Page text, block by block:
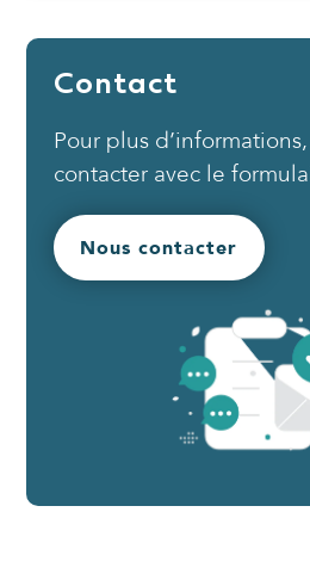
Contact
Pour plus
contacter avec le
Nous contacter